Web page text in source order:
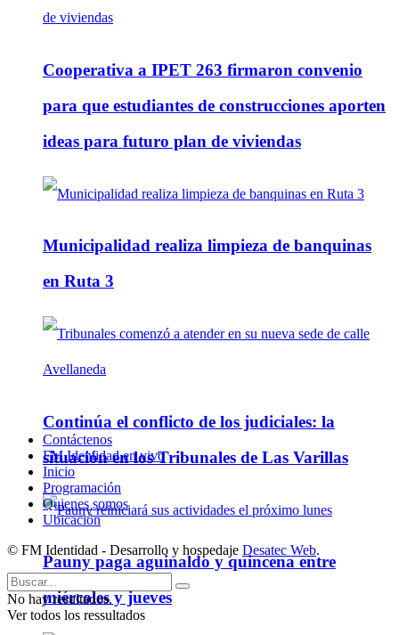
Cooperativa a IPET 263 firmaron convenio
para que estudiantes de construcciones aporten
ideas para futuro plan de viviendas
Municipalidad realiza limpieza de banquinas
en Ruta 3
Continúa el conflicto de los judiciales: la
situación en los Tribunales de Las Varillas
Pauny paga aguinaldo y quincena entre
miércoles y jueves
Contáctenos
FM Identidad en vivo
Inicio
Programación
Quienes somos
Ubicación
© FM Identidad - Desarrollo y hospedaje Desatec Web.
No hay resultados.
Ver todos los ressultados